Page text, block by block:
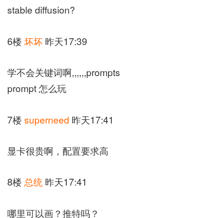
stable diffusion?
6楼 坏坏 昨天17:39
学不会关键词啊,,,,,,prompts
prompt 怎么玩
7楼 superneed 昨天17:41
显卡很贵啊，配置要求高
8楼 总统 昨天17:41
哪里可以画？推特吗？